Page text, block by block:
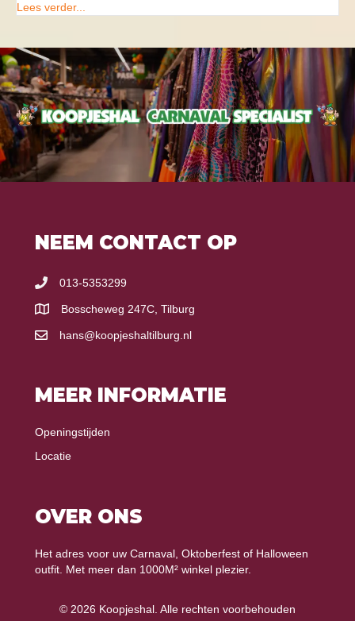
Lees verder...
NEEM CONTACT OP
013-5353299
Bosscheweg 247C, Tilburg
hans@koopjeshaltilburg.nl
MEER INFORMATIE
Openingstijden
Locatie
OVER ONS
Het adres voor uw Carnaval, Oktoberfest of Halloween
outfit. Met meer dan 1000M² winkel plezier.
© 2026 Koopjeshal. Alle rechten voorbehouden